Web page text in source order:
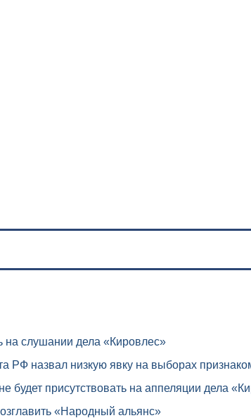
на слушании дела «Кировлес»
РФ назвал низкую явку на выборах
будет присутствовать на аппеляции дела
«Народный альянс»